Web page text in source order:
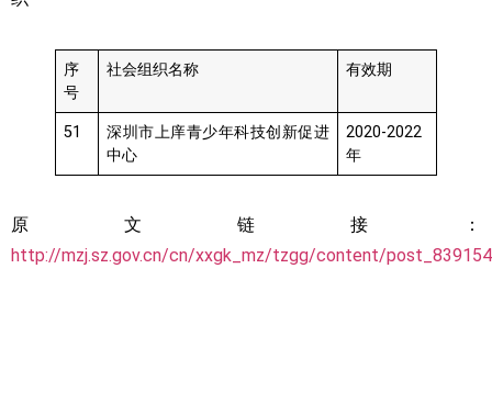
序
号
社会组织名称 有效期
51
深圳市上庠青少年科技创新促进
中心
2020-2022
年
原文链接：
http://mzj.sz.gov.cn/cn/xxgk_mz/tzgg/content/